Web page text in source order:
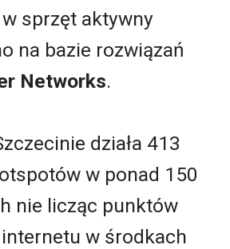
sprzęt aktywny
na bazie rozwiązań
Networks.
działa 413
w ponad 150
nie licząc punktów
w środkach